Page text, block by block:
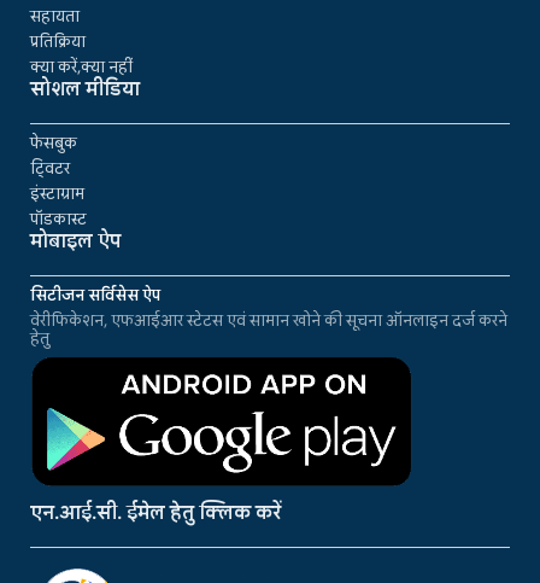
सहायता
प्रतिक्रिया
क्या करें,क्या नहीं
सोशल मीडिया
फेसबुक
ट्विटर
इंस्टाग्राम
पॉडकास्ट
मोबाइल ऐप
सिटीजन सर्विसेस ऐप
वेरीफिकेशन, एफआईआर स्टेटस एवं सामान खोने की सूचना ऑनलाइन दर्ज करने
हेतु
एन.आई.सी. ईमेल हेतु क्लिक करें